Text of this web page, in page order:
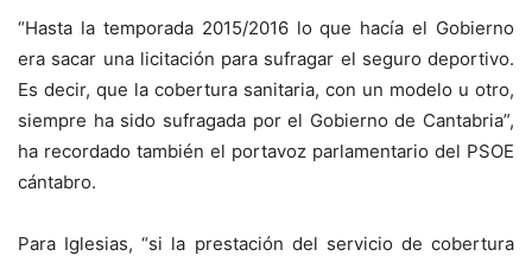
“Hasta la temporada 2015/2016 lo que hacía el Gobierno
era sacar una licitación para sufragar el seguro deportivo.
Es decir, que la cobertura sanitaria, con un modelo u otro,
siempre ha sido sufragada por el Gobierno de Cantabria”,
ha recordado también el portavoz parlamentario del PSOE
cántabro.
Para Iglesias, “si la prestación del servicio de cobertura